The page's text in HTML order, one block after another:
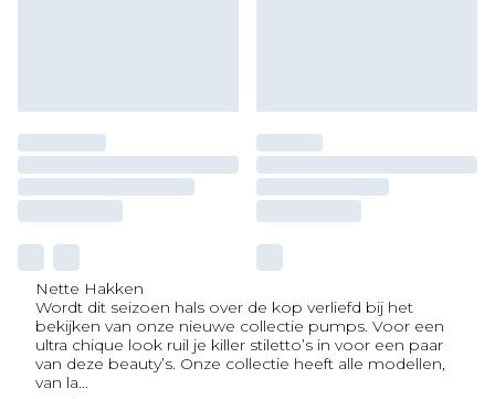
Nette Hakken
Wordt dit seizoen hals over de kop verliefd bij het
bekijken van onze nieuwe collectie pumps. Voor een
ultra chique look ruil je killer stiletto’s in voor een paar
van deze beauty’s. Onze collectie heeft alle modellen,
van la...